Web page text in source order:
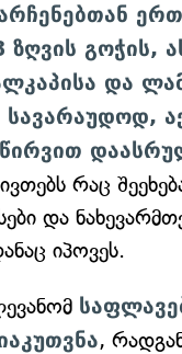
ზღვის გოჭის,
და
სავარაუდოდ,
რაც
და
იპოვეს.
,